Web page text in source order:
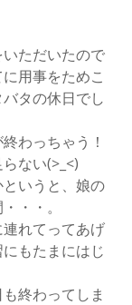
ただいたので
用事をためこ
タの休日でし
わっちゃう！
ない(>_<)
いうと、娘の
・・。
れてってあげ
もたまにはじ
終わってしま